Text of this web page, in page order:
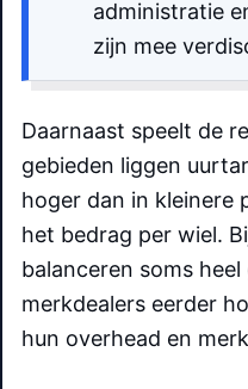
administratie
zijn mee
Daarnaast speelt de
gebieden liggen
hoger dan in kleinere
het bedrag per wiel.
balanceren soms
merkdealers eerder
hun overhead en